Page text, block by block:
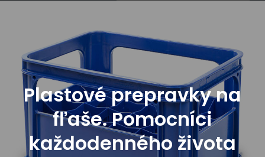
Plastové prepravky na
fľaše. Pomocníci
každodenného života